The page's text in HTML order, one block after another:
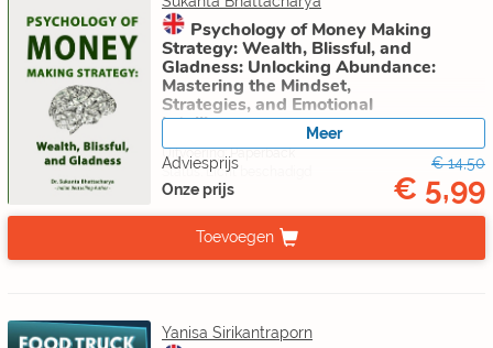
Psychology of Money Making
Strategy: Wealth, Blissful, and
Gladness: Unlocking Abundance:
Mastering the Mindset,
Strategies, and Emotional
Intelligenc
Uitvoering: Paperback
Status: Licht beschadigd
Meer
Adviesprijs
€ 14,50
Onze prijs
€ 5,99
Toevoegen
Yanisa Sirikantraporn